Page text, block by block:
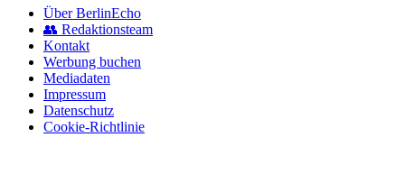
Über BerlinEcho
👥 Redaktionsteam
Kontakt
Werbung buchen
Mediadaten
Impressum
Datenschutz
Cookie-Richtlinie